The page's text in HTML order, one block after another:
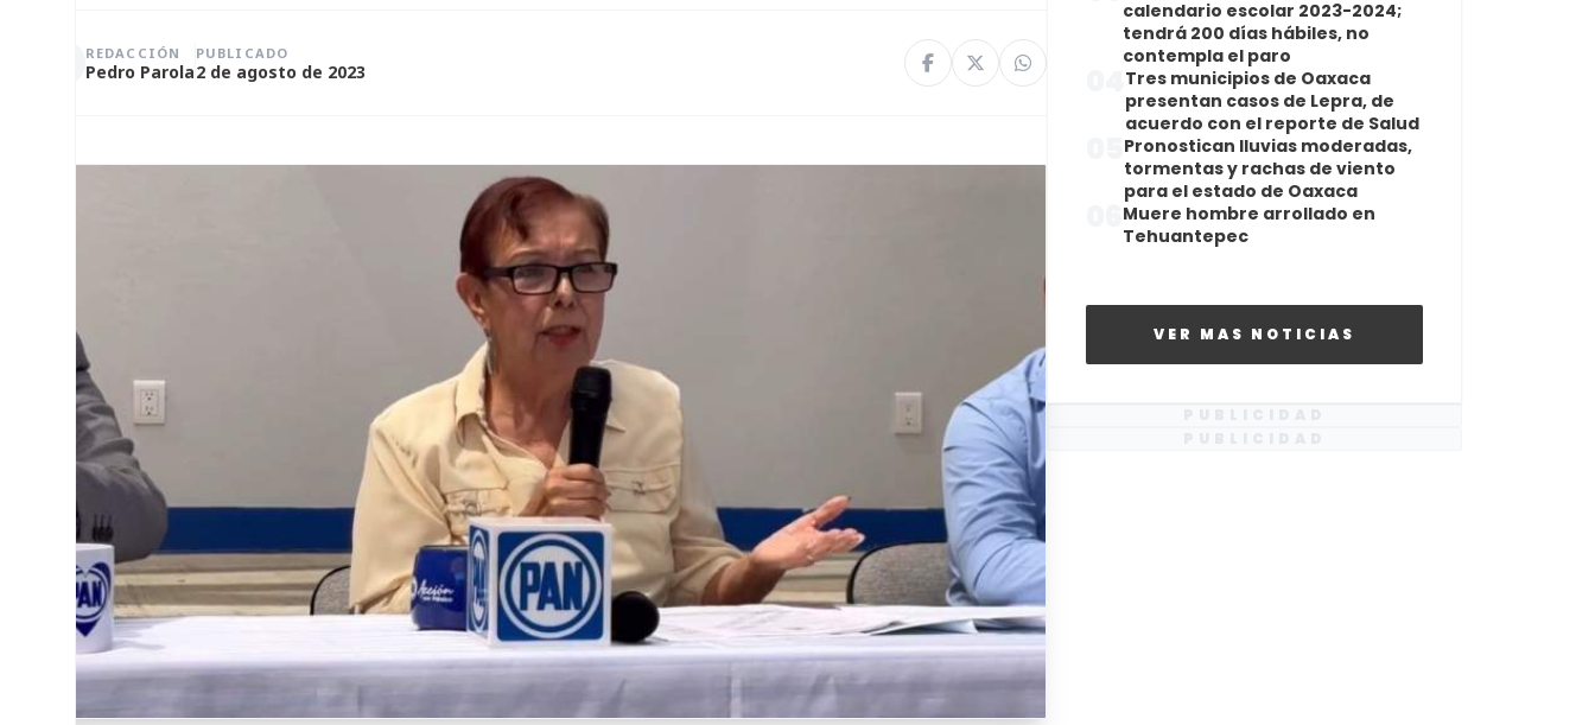
REDACCIÓN
Pedro Parola
PUBLICADO
2 de agosto de 2023
calendario escolar 2023-2024;
tendrá 200 días hábiles, no
contempla el paro
Tres municipios de Oaxaca
presentan casos de Lepra, de
acuerdo con el reporte de Salud
Pronostican lluvias moderadas,
tormentas y rachas de viento
para el estado de Oaxaca
Muere hombre arrollado en
Tehuantepec
VER MAS NOTICIAS